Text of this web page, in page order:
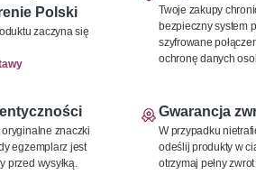
Polski
zaczyna się
Twoje zakupy
bezpieczny system
szyfrowane
ochronę danych
znaczki
egzemplarz jest
przed wysyłką.
Gwarancja
W przypadku
odeślij produkty w
otrzymaj pełny